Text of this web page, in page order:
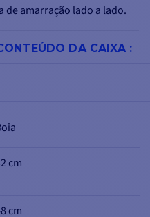
cm
cm
de amarração lado a lado.
DA CAIXA :